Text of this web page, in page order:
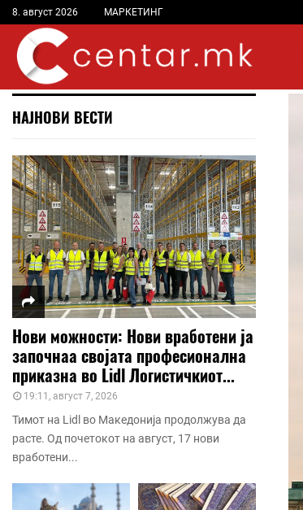
8. август 2026 МАРКЕТИНГ
НАЈНОВИ ВЕСТИ
Нови можности: Нови вработени ја
започнаа својата професионална
приказна во Lidl Логистичкиот...
19:11, август 7, 2026
Тимот на Lidl во Македонија продолжува да
расте. Од почетокот на август, 17 нови
вработени...